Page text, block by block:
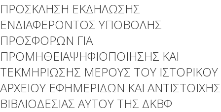
ΠΡΟΣΚΛΗΣΗ ΕΚΔΗΛΩΣΗΣ
ΕΝΔΙΑΦΕΡΟΝΤΟΣ ΥΠΟΒΟΛΗΣ
ΠΡΟΣΦΟΡΩΝ ΓΙΑ
ΠΡΟΜΗΘΕΙΑΨΗΦΙΟΠΟΙΗΣΗΣ ΚΑΙ
ΤΕΚΜΗΡΙΩΣΗΣ ΜΕΡΟΥΣ ΤΟΥ ΙΣΤΟΡΙΚΟΥ
ΑΡΧΕΙΟΥ ΕΦΗΜΕΡΙΔΩΝ ΚΑΙ ΑΝΤΙΣΤΟΙΧΗΣ
ΒΙΒΛΙΟΔΕΣΙΑΣ ΑΥΤΟΥ ΤΗΣ ΔΚΒΦ